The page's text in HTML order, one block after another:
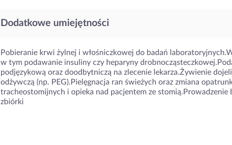
Dodatkowe umiejętności
Pobieranie krwi żylnej i włośniczkowej do badań
w tym podawanie insuliny czy heparyny
podjęzykową oraz doodbytniczą na zlecenie lekarza.Żywienie
odżywczą (np. PEG).Pielęgnacja ran świeżych oraz zmiana
tracheostomijnych i opieka nad pacjentem ze stomią.Prowadzenie
zbiórki